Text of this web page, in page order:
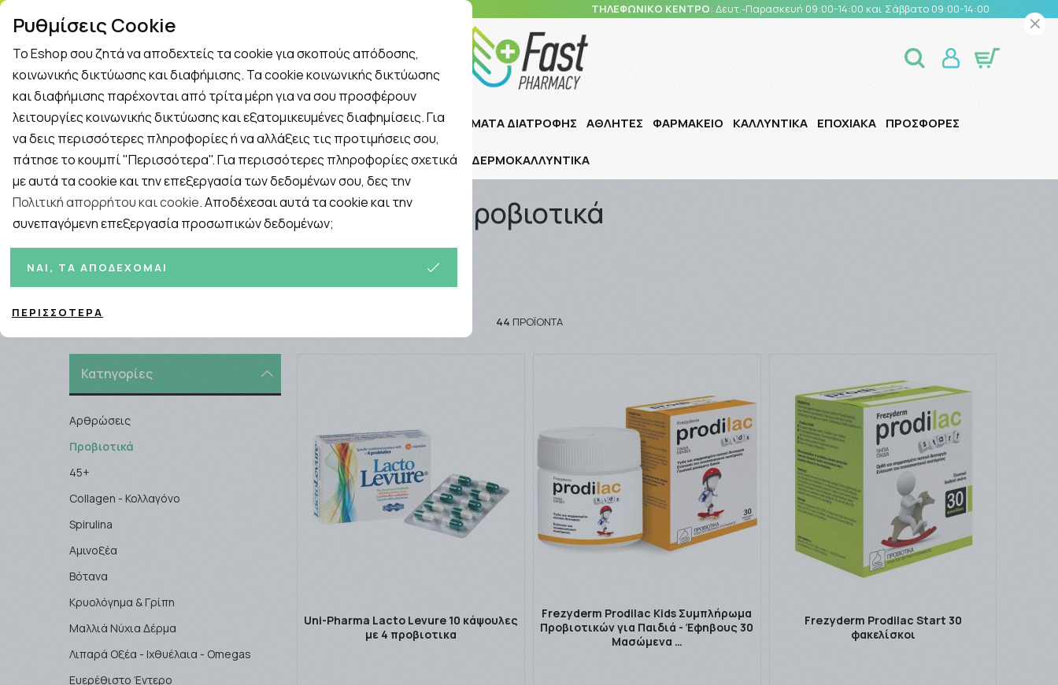
ΤΗΛΕΦΩΝΙΚΟ ΚΕΝΤΡΟ: Δευτ.-Παρασκευή 09:00-14:00 και Σάββατο 09:00-14:00
Rapid Test Γρίπη - Κρυολόγημα
Εταιρείες ΓΥΝΑΙΚΑ ΑΝΔΡΑΣ ΜΗΤΕΡΑ ΚΑΙ ΠΑΙΔΙ ΣΥΜΠΛΗΡΩΜΑΤΑ ΔΙΑΤΡΟΦΗΣ ΑΘΛΗΤΕΣ ΦΑΡΜΑΚΕΙΟ ΚΑΛΛΥΝΤΙΚΑ ΕΠΟΧΙΑΚΑ ΠΡΟΣΦΟΡΕΣ
ΔΕΡΜΟΚΑΛΛΥΝΤΙΚΑ
Αρχική / ΣΥΜΠΛΗΡΩΜΑΤΑ ΔΙΑΤΡΟΦΗΣ / Ειδικά Συμπληρώματα /Προβιοτικά
Προβιοτικά
Ταξινόμηση Προβολή
44 ΠΡΟΪΌΝΤΑ
Κατηγορίες
Αρθρώσεις
Προβιοτικά
45+
Collagen - Κολλαγόνο
Spirulina
Αμινοξέα
Βότανα
Κρυολόγημα & Γρίπη
Μαλλιά Νύχια Δέρμα
Λιπαρά Οξέα - Ιχθυέλαια - Omegas
Ευερέθιστο Έντερο
Uni-Pharma Lacto Levure 10 κάψουλες
με 4 προβιοτικα
Frezyderm Prodilac Kids Συμπλήρωμα
Προβιοτικών για Παιδιά - Έφηβους 30
Μασώμενα …
Frezyderm Prodilac Start 30
φακελίσκοι
Ρυθμίσεις Cookie
Το Eshop σου ζητά να αποδεχτείς τα cookie για σκοπούς απόδοσης,
κοινωνικής δικτύωσης και διαφήμισης. Τα cookie κοινωνικής δικτύωσης
και διαφήμισης παρέχονται από τρίτα μέρη για να σου προσφέρουν
λειτουργίες κοινωνικής δικτύωσης και εξατομικευμένες διαφημίσεις. Για
να δεις περισσότερες πληροφορίες ή να αλλάξεις τις προτιμήσεις σου,
πάτησε το κουμπί "Περισσότερα". Για περισσότερες πληροφορίες σχετικά
με αυτά τα cookie και την επεξεργασία των δεδομένων σου, δες την
Πολιτική απορρήτου και cookie. Αποδέχεσαι αυτά τα cookie και την
συνεπαγόμενη επεξεργασία προσωπικών δεδομένων;
ΝΑΙ, ΤΑ ΑΠΟΔΈΧΟΜΑΙ
ΠΕΡΙΣΣΌΤΕΡΑ